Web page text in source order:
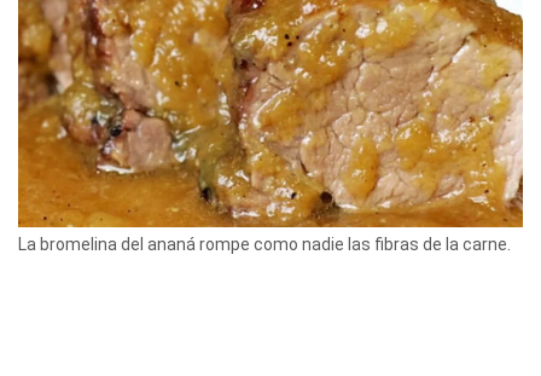
La bromelina del ananá rompe como nadie las fibras de la carne.